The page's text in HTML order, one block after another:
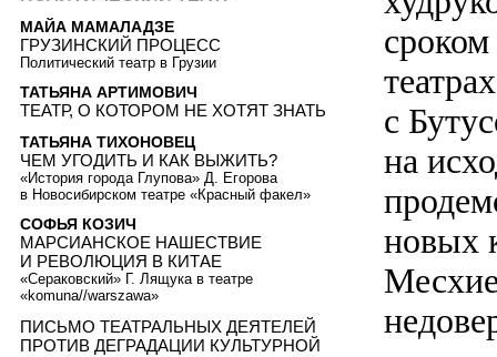
с
на
новых
МАЙА МАМАЛАДЗЕ
ГРУЗИНСКИЙ ПРОЦЕСС
Политический театр в Грузии
ТАТЬЯНА АРТИМОВИЧ
ТЕАТР, О КОТОРОМ НЕ ХОТЯТ ЗНАТЬ
ТАТЬЯНА ТИХОНОВЕЦ
ЧЕМ УГОДИТЬ И КАК ВЫЖИТЬ?
«История города Глупова» Д. Егорова
в Новосибирском театре «Красный факел»
СОФЬЯ КОЗИЧ
МАРСИАНСКОЕ НАШЕСТВИЕ
И РЕВОЛЮЦИЯ В КИТАЕ
«Сераковский» Г. Лящука в театре
«komuna//warszawa»
ПИСЬМО ТЕАТРАЛЬНЫХ ДЕЯТЕЛЕЙ
ПРОТИВ ДЕГРАДАЦИИ КУЛЬТУРНОЙ